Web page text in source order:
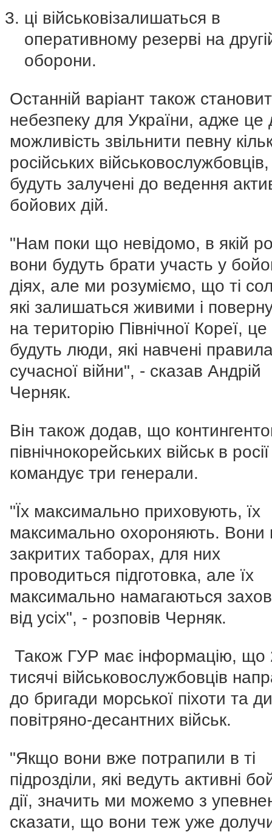
ці військовізалишаться в
оперативному резерві на другій
оборони.
Останній варіант також
небезпеку для України, адже це
можливість звільнити певну
російських військовослужбовців,
будуть залучені до ведення
бойових дій.
"Нам поки що невідомо, в якій
вони будуть брати участь у
діях, але ми розуміємо, що ті
які залишаться живими і
на територію Північної Кореї,
будуть люди, які навчені
сучасної війни", - сказав Андрій
Черняк.
Він також додав, що
північнокорейських військ в росії
командує три генерали.
"Їх максимально приховують, їх
максимально охороняють. Вони
закритих таборах, для них
проводиться підготовка, але їх
максимально намагаються
від усіх", - розповів Черняк.
Також ГУР має інформацію, що
тисячі військовослужбовців
до бригади морської піхоти та
повітряно-десантних військ.
"Якщо вони вже потрапили в ті
підрозділи, які ведуть активні
дії, значить ми можемо з
сказати, що вони теж уже